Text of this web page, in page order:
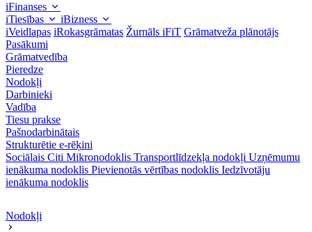
iFinanses
iTiesības
iBizness
iVeidlapas iRokasgrāmatas Žurnāls iFiT Grāmatveža plānotājs
Pasākumi
Grāmatvedība
Pieredze
Nodokļi
Darbinieki
Vadība
Tiesu prakse
Pašnodarbinātais
Strukturētie e-rēķini
Sociālais Citi Mikronodoklis Transportlīdzekļa nodokļi Uzņēmumu
ienākuma nodoklis Pievienotās vērtības nodoklis Iedzīvotāju
ienākuma nodoklis
Nodokļi